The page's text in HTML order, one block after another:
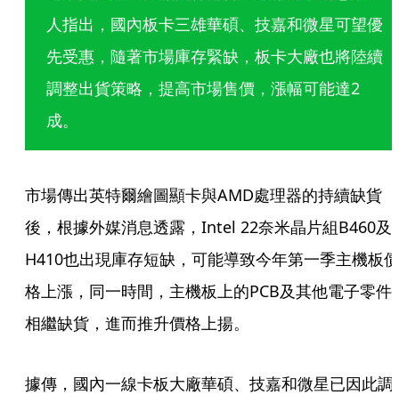
人指出，國內板卡三雄華碩、技嘉和微星可望優
先受惠，隨著市場庫存緊缺，板卡大廠也將陸續
調整出貨策略，提高市場售價，漲幅可能達2
成。
市場傳出英特爾繪圖顯卡與AMD處理器的持續缺貨
後，根據外媒消息透露，Intel 22奈米晶片組B460及
H410也出現庫存短缺，可能導致今年第一季主機板價
格上漲，同一時間，主機板上的PCB及其他電子零件
相繼缺貨，進而推升價格上揚。
據傳，國內一線卡板大廠華碩、技嘉和微星已因此調